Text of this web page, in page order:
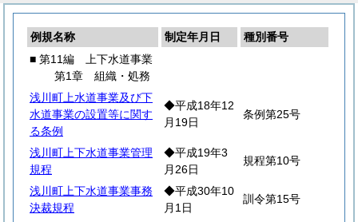
例規名称 制定年月日
種別番号
■ 第11編 上下水道事業
第1章 組織・処務
浅川町上水道事業及び下
水道事業の設置等に関す
る条例
◆平成18年12
月19日
条例第25号
浅川町上下水道事業管理
規程
◆平成19年3
月26日
規程第10号
浅川町上下水道事業事務
決裁規程
◆平成30年10
月1日
訓令第15号